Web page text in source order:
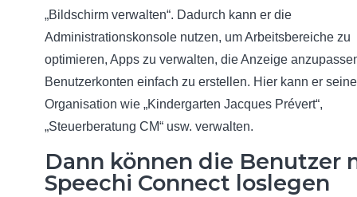
„Bildschirm verwalten“. Dadurch kann er die
Administrationskonsole nutzen, um Arbeitsbereiche zu
optimieren, Apps zu verwalten, die Anzeige
Benutzerkonten einfach zu erstellen. Hier kann er seine
Organisation wie „Kindergarten Jacques Prévert“,
„Steuerberatung CM“ usw. verwalten.
Dann können die Benutzer
Speechi Connect loslegen